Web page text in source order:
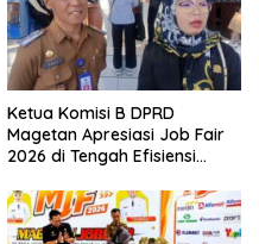
Ketua Komisi B DPRD
Magetan Apresiasi Job Fair
2026 di Tengah Efisiensi